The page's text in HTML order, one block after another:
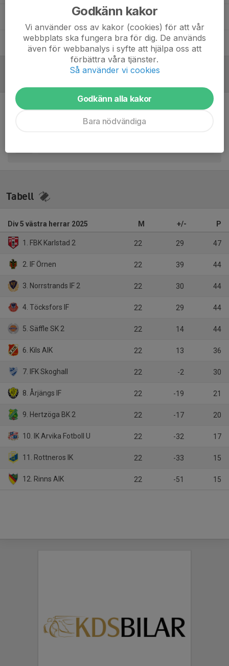
Sonny Samson-akpanHuvudansvarig Tränare
Tobias RådbergAssisterande Tränare
Tabell
Div 5 västra herrar 2025 M +/- P
1. FBK Karlstad 2 22 29 47
2. IF Örnen 22 39 44
3. Norrstrands IF 2 22 30 44
4. Töcksfors IF 22 29 44
5. Säffle SK 2 22 14 44
6. Kils AIK 22 13 36
7. IFK Skoghall 22 -2 30
8. Årjängs IF 22 -19 21
9. Hertzöga BK 2 22 -17 20
10. IK Arvika Fotboll U 22 -32 17
11. Rottneros IK 22 -33 15
12. Rinns AIK 22 -51 15
Godkänn kakor
Vi använder oss av kakor (cookies) för att vår
webbplats ska fungera bra för dig. De används
även för webbanalys i syfte att hjälpa oss att
förbättra våra tjänster.
Så använder vi cookies
Godkänn alla kakor
Bara nödvändiga